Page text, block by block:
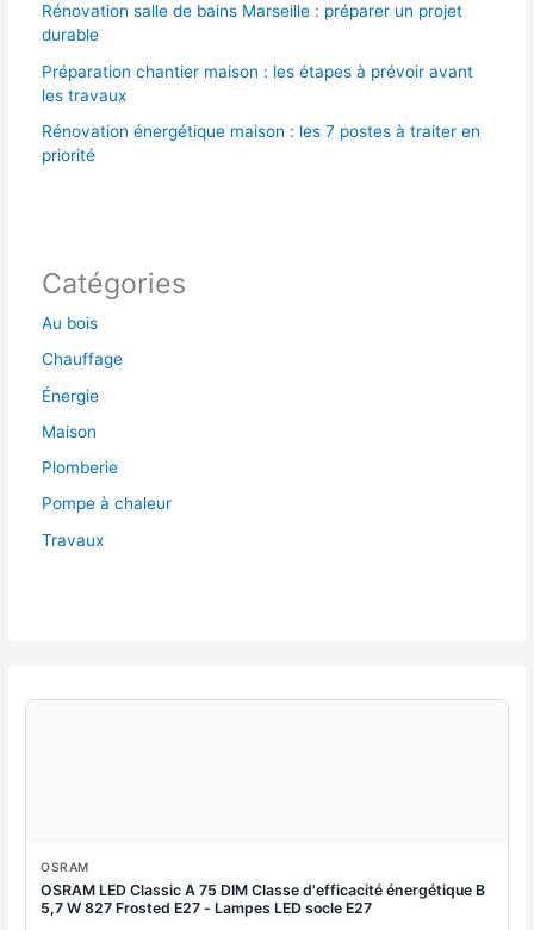
Rénovation salle de bains Marseille : préparer un projet
durable
Préparation chantier maison : les étapes à prévoir avant
les travaux
Rénovation énergétique maison : les 7 postes à traiter en
priorité
Catégories
Au bois
Chauffage
Énergie
Maison
Plomberie
Pompe à chaleur
Travaux
OSRAM
OSRAM LED Classic A 75 DIM Classe d'efficacité énergétique B
5,7 W 827 Frosted E27 - Lampes LED socle E27